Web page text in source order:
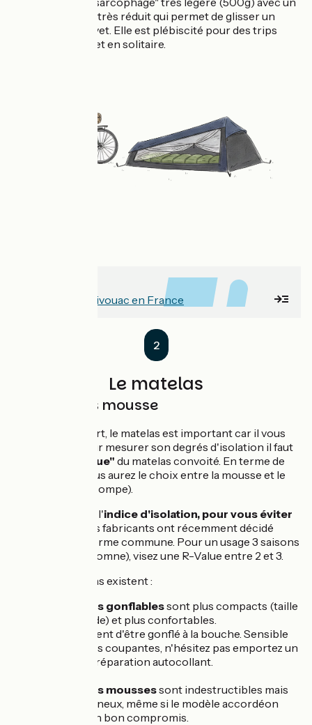
espace intérieur très réduit qui permet de glisser un
matelas et un duvet. Elle est plébiscité pour des trips
longue distance et en solitaire.
Tout savoir sur le bivouac en France
2
Le matelas
Gonflable vs mousse
Au delà du confort, le matelas est important car il vous
. Pour mesurer son degrés d'isolation il faut
"R-Value" du matelas convoité. En terme de
matelas léger vous aurez le choix entre la mousse et le
gonflable (sans pompe).
La R-Value : c'est l'indice d'isolation, pour vous éviter
. Les fabricants ont récemment décidé
d'adopter une norme commune. Pour un usage 3 saisons
(printemps à automne), visez une R-Value entre 2 et 3.
2 types de matelas existent :
Les matelas gonflablessont plus compacts (taille
d'une gourde) et plus confortables.
Ils nécessitent d'être gonflé à la bouche. Sensible
aux surfaces coupantes, n'hésitez pas emportez un
petit kit de réparation autocollant.
Les matelas moussessont indestructibles mais
plus volumineux, même si le modèle accordéon
peut être un bon compromis.